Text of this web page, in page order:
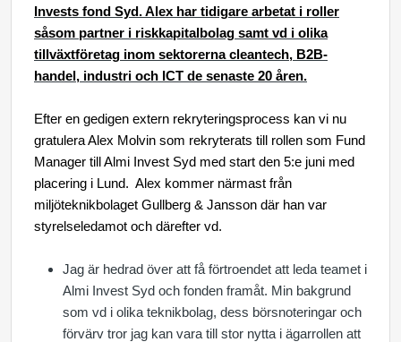
Invests fond Syd. Alex har tidigare arbetat i roller
såsom partner i riskkapitalbolag samt vd i olika
tillväxtföretag inom sektorerna cleantech, B2B-
handel, industri och ICT de senaste 20 åren.
Efter en gedigen extern rekryteringsprocess kan vi nu
gratulera Alex Molvin som rekryterats till rollen som Fund
Manager till Almi Invest Syd med start den 5:e juni med
placering i Lund. Alex kommer närmast från
miljöteknikbolaget Gullberg & Jansson där han var
styrelseledamot och därefter vd.
Jag är hedrad över att få förtroendet att leda teamet i
Almi Invest Syd och fonden framåt. Min bakgrund
som vd i olika teknikbolag, dess börsnoteringar och
förvärv tror jag kan vara till stor nytta i ägarrollen att